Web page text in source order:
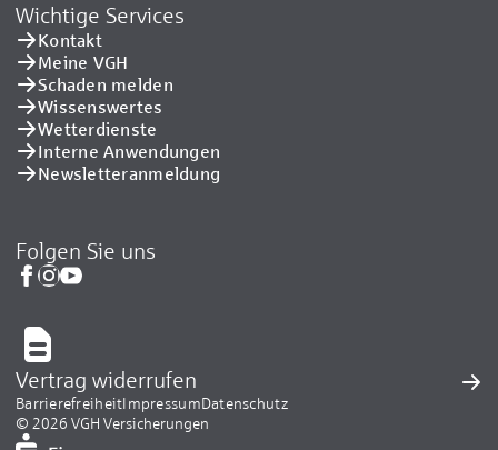
Wichtige Services
Kontakt
Meine VGH
Schaden melden
Wissenswertes
Wetterdienste
Interne Anwendungen
Newsletteranmeldung
Folgen Sie uns
Vertrag widerrufen
BarrierefreiheitImpressumDatenschutz
© 2026 VGH Versicherungen